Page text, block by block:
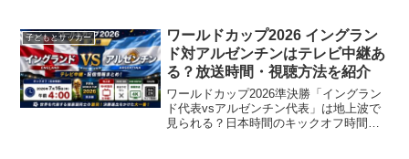
子どもとサッカー
ワールドカップ2026 イングラン
ド対アルゼンチンはテレビ中継あ
る？放送時間・視聴方法を紹介
ワールドカップ2026準決勝「イングラン
ド代表vsアルゼンチン代表」は地上波で
見られる？日本時間のキックオフ時間、